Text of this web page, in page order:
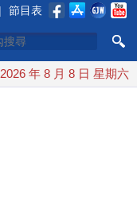
| 節目表
最快9日可能登陸中國
2026 年 8 月 8 日 星期六